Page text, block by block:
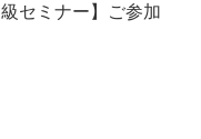
セミナー】ご参加